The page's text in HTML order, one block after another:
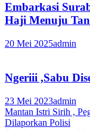
Embarkasi
Haji Menuju
20 Mei 2025admin
Ngeriii ,Sabu
23 Mei 2023admin
Navigasi
Mantan Istri Sirih ,
Dilaporkan Polisi